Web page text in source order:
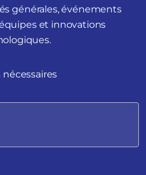
générales, événements
et innovations